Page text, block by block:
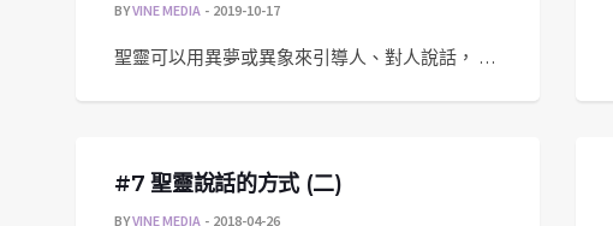
BYVINE MEDIA 2019-10-17
聖靈可以用異夢或異象來引導人、對人說話， …
#7 聖靈說話的方式 (二)
BYVINE MEDIA 2018-04-26